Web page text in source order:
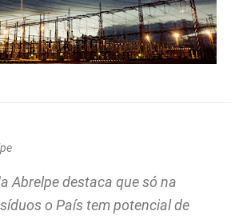
Abrelpe destaca que só na
o País tem potencial de